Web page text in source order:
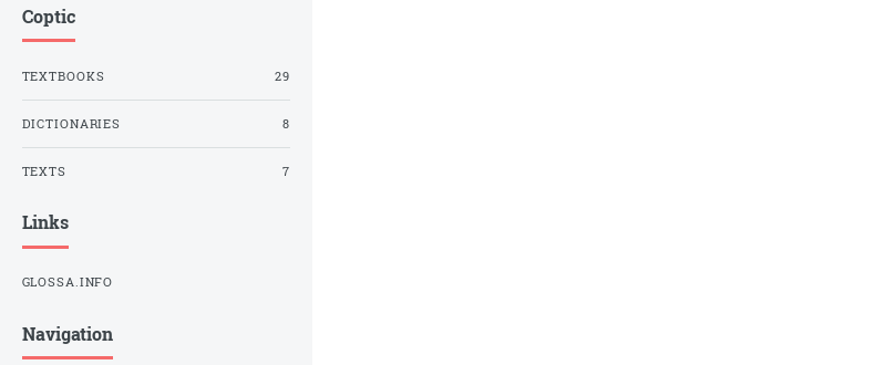
Coptic
TEXTBOOKS 29
DICTIONARIES 8
TEXTS 7
Links
GLOSSA.INFO
Navigation